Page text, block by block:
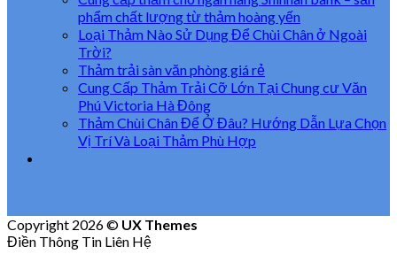
phẩm chất lượng từ thảm hoàng yến
Loại Thảm Nào Sử Dụng Để Chùi Chân ở Ngoài
Trời?
Thảm trải sàn văn phòng giá rẻ
Cung Cấp Thảm Trải Cỡ Lớn Tại Chung cư Văn
Phú Victoria Hà Đông
Thảm Chùi Chân Để Ở Đâu? Hướng Dẫn Lựa Chọn
Vị Trí Và Loại Thảm Phù Hợp
Copyright 2026 © UX Themes
Điền Thông Tin Liên Hệ